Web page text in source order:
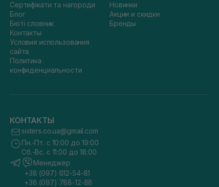
Сертифікати та нагороди
Блог
Бюті словник
Контакты
Условия использования
сайта
Политика
конфиденциальности
Новинки
Акции и скидки
Бренды
КОНТАКТЫ
sisters.co.ua@gmail.com
Пн.-Пт. с 10:00 до 19:00
Сб.-Вс. с 11:00 до 18:00
Менеджер
+38 (097) 612-54-81
+38 (097) 788-12-88